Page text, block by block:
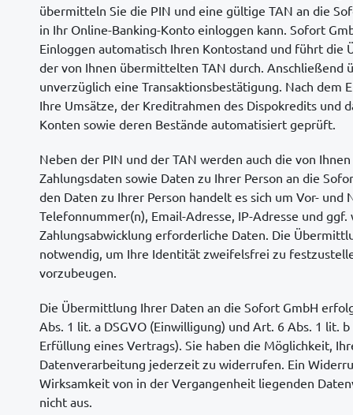
übermitteln Sie die PIN und eine gültige TAN an die
in Ihr Online-Banking-Konto einloggen kann. Sofort
Einloggen automatisch Ihren Kontostand und führt die
der von Ihnen übermittelten TAN durch. Anschließend
unverzüglich eine Transaktionsbestätigung. Nach dem
Ihre Umsätze, der Kreditrahmen des Dispokredits und
Konten sowie deren Bestände automatisiert geprüft.
Neben der PIN und der TAN werden auch die von
Zahlungsdaten sowie Daten zu Ihrer Person an die
den Daten zu Ihrer Person handelt es sich um Vor- und
Telefonnummer(n), Email-Adresse, IP-Adresse und
Zahlungsabwicklung erforderliche Daten. Die
notwendig, um Ihre Identität zweifelsfrei zu
vorzubeugen.
Die Übermittlung Ihrer Daten an die Sofort GmbH
Abs. 1 lit. a DSGVO (Einwilligung) und Art. 6 Abs. 1 lit.
Erfüllung eines Vertrags). Sie haben die Möglichkeit,
Datenverarbeitung jederzeit zu widerrufen. Ein
Wirksamkeit von in der Vergangenheit liegenden
nicht aus.